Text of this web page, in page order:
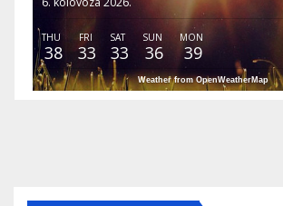
THU
38
FRI
33
SAT
33
SUN
36
MON
39
Weather from OpenWeatherMap